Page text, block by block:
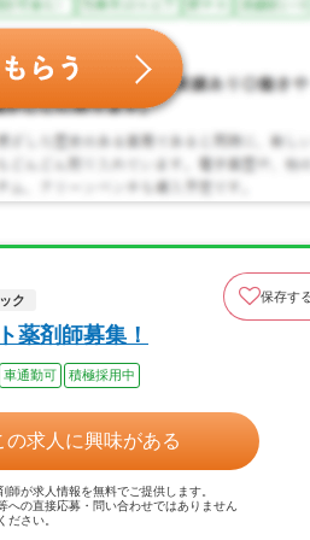
ク 保存す
薬剤師募集！
車通勤可 積極採用中
の求人に興味がある
師が求人情報を無料でご提供します。
への直接応募・問い合わせではありません
ださい。